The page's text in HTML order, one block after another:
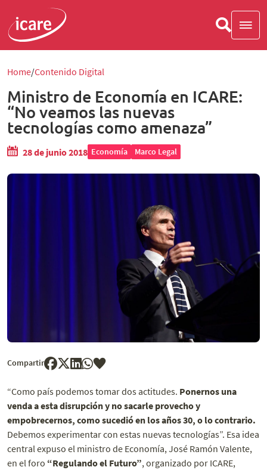
Home Contenido Digital
Ministro de Economía en ICARE:
“No veamos las nuevas
tecnologías como amenaza”
28 de junio 2018 Economía Marco Legal
Compartir
“Como país podemos tomar dos actitudes. Ponernos una
venda a esta disrupción y no sacarle provecho y
empobrecernos, como sucedió en los años 30, o lo contrario.
Debemos experimentar con estas nuevas tecnologías”. Esa idea
central expuso el ministro de Economía, José Ramón Valente,
en el foro “Regulando el Futuro”, organizado por ICARE,